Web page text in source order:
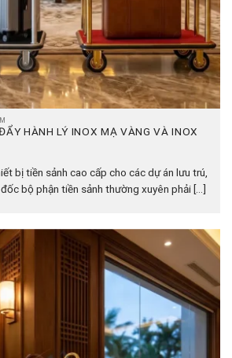
HÀNH LÝ INOX MẠ VÀNG VÀ INOX
bị tiền sảnh cao cấp cho các dự án lưu trú,
bộ phận tiền sảnh thường xuyên phải [...]